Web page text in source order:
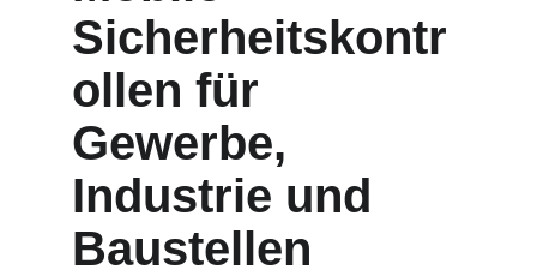
Sicherheitskontr
ollen für
Gewerbe,
Industrie und
Baustellen